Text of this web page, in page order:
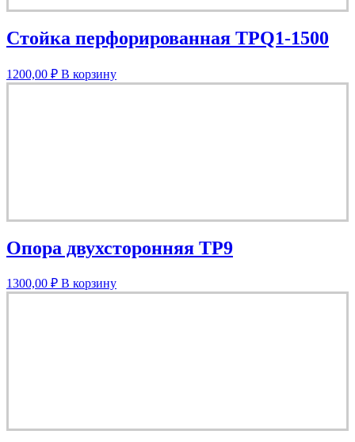
Стойка перфорированная TPQ1-1500
1200,00 ₽ В корзину
Опора двухсторонняя TP9
1300,00 ₽ В корзину